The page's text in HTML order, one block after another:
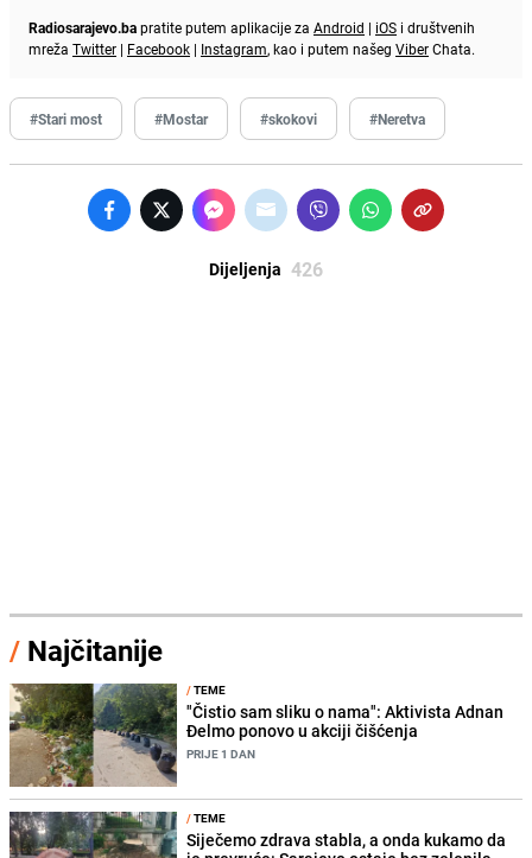
Radiosarajevo.bapratite putem aplikacije za Android | iOS i društvenih
mreža Twitter | Facebook | Instagram, kao i putem našeg ViberChata.
#Stari most #Mostar #skokovi #Neretva
Dijeljenja 426
/ Najčitanije
/TEME
"Čistio sam sliku o nama": Aktivista Adnan
Đelmo ponovo u akciji čišćenja
PRIJE 1 DAN
/TEME
Siječemo zdrava stabla, a onda kukamo da